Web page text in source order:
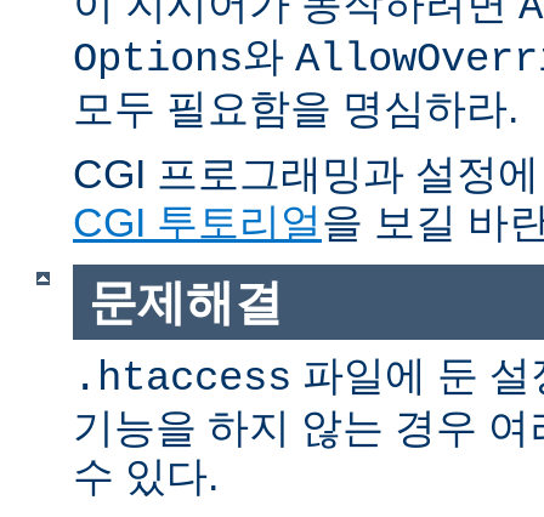
Options와
모두 필요함을 명심하라.
CGI 프로그래밍과 설정
CGI 투토리얼을 보길 바
문제해결
.htaccess 파일에 둔
기능을 하지 않는 경우
수 있다.